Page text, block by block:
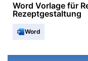
Word Vorlage für
Rezeptgestaltung
Word